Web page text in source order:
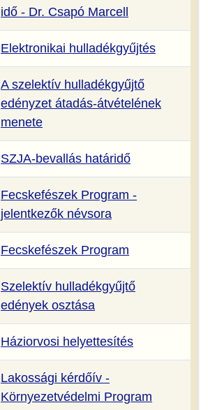
idő - Dr. Csapó Marcell
Elektronikai hulladékgyűjtés
A szelektív hulladékgyűjtő
edényzet átadás-átvételének
menete
SZJA-bevallás határidő
Fecskefészek Program -
jelentkezők névsora
Fecskefészek Program
Szelektív hulladékgyűjtő
edények osztása
Háziorvosi helyettesítés
Lakossági kérdőív -
Környezetvédelmi Program